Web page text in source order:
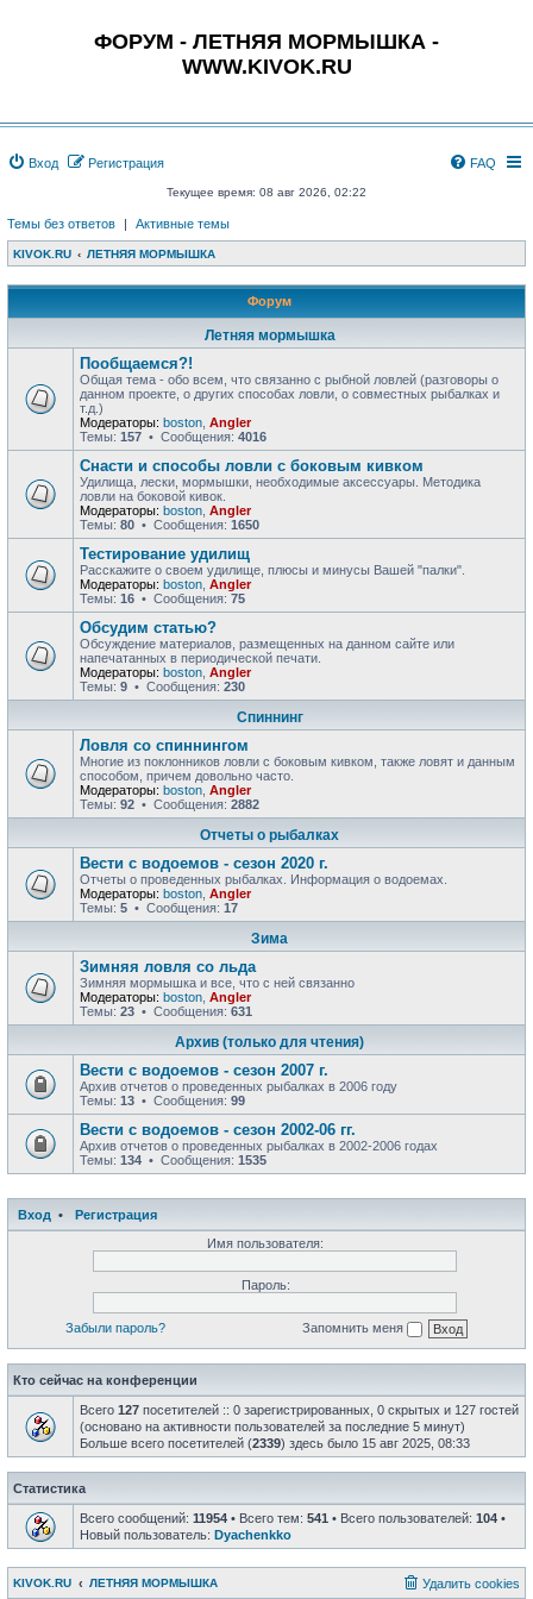
ФОРУМ - ЛЕТНЯЯ МОРМЫШКА -
WWW.KIVOK.RU
Вход Регистрация FAQ
Текущее время: 08 авг 2026, 02:22
Темы без ответов | Активные темы
KIVOK.RU ЛЕТНЯЯ МОРМЫШКА
Форум
Летняя мормышка
Пообщаемся?!
Общая тема - обо всем, что связанно с рыбной ловлей (разговоры о
данном проекте, о других способах ловли, о совместных рыбалках и
т.д.)
Модераторы: boston Angler
Темы: 157 • Сообщения: 4016
Снасти и способы ловли с боковым кивком
Удилища, лески, мормышки, необходимые аксессуары. Методика
ловли на боковой кивок.
Модераторы: boston Angler
Темы: 80 • Сообщения: 1650
Тестирование удилищ
Расскажите о своем удилище, плюсы и минусы Вашей "палки".
Модераторы: boston Angler
Темы: 16 • Сообщения: 75
Обсудим статью?
Обсуждение материалов, размещенных на данном сайте или
напечатанных в периодической печати.
Модераторы: boston Angler
Темы: 9 • Сообщения: 230
Спиннинг
Ловля со спиннингом
Многие из поклонников ловли с боковым кивком, также ловят и данным
способом, причем довольно часто.
Модераторы: boston Angler
Темы: 92 • Сообщения: 2882
Отчеты о рыбалках
Вести с водоемов - сезон 2020 г.
Отчеты о проведенных рыбалках. Информация о водоемах.
Модераторы: boston Angler
Темы: 5 • Сообщения: 17
Зима
Зимняя ловля со льда
Зимняя мормышка и все, что с ней связанно
Модераторы: boston Angler
Темы: 23 • Сообщения: 631
Архив (только для чтения)
Вести с водоемов - сезон 2007 г.
Архив отчетов о проведенных рыбалках в 2006 году
Темы: 13 • Сообщения: 99
Вести с водоемов - сезон 2002-06 гг.
Архив отчетов о проведенных рыбалках в 2002-2006 годах
Темы: 134 • Сообщения: 1535
Вход •
Регистрация
Имя пользователя:
Пароль:
Забыли пароль? Запомнить меня
Кто сейчас на конференции
Всего 127 посетителей :: 0 зарегистрированных, 0 скрытых и 127 гостей
(основано на активности пользователей за последние 5 минут)
Больше всего посетителей (2339) здесь было 15 авг 2025, 08:33
Статистика
Всего сообщений: 11954 • Всего тем: 541 • Всего пользователей: 104 •
Новый пользователь: Dyachenkko
KIVOK.RU ЛЕТНЯЯ МОРМЫШКА Удалить cookies